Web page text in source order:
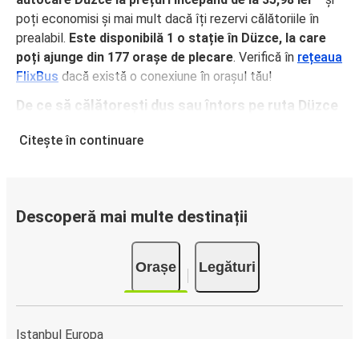
poți economisi și mai mult dacă îți rezervi călătoriile în
prealabil. Este disponibilă 1 o stație în Düzce, la care
poți ajunge din 177 orașe de plecare. Verifică în rețeaua
FlixBus dacă există o conexiune în orașul tău!
De ce să călătorești dus sau întors pe ruta Düzce
FlixBus oferă servicii confortabile la prețuri accesibile,
ruta Düzce, grație dotărilor noastre precum Wi-Fi gratuit și
prize electrice la bordul autocarelor. Alege locul preferat
la efectuarea rezervării și călătorește relaxat, având
bagajul de mână și cel de cală incluse în bilet.
Cum să îți rezervi biletul de autocar pentru
Citește în continuare
Descoperă mai multe destinații
Orașe Legături
Istanbul Europa